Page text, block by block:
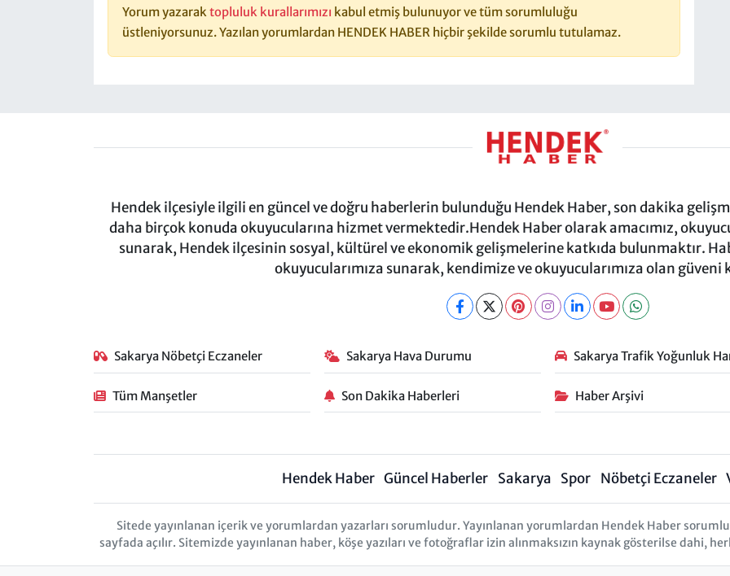
Yorum yazaraktopluluk kurallarımızı kabul etmiş bulunuyor ve tüm sorumluluğu
üstleniyorsunuz. Yazılan yorumlardan HENDEK HABER hiçbir şekilde sorumlu tutulamaz.
Hendek ilçesiyle ilgili en güncel ve doğru haberlerin bulunduğu Hendek Haber, son dakika
daha birçok konuda okuyucularına hizmet vermektedir.Hendek Haber olarak amacımız,
sunarak, Hendek ilçesinin sosyal, kültürel ve ekonomik gelişmelerine katkıda bulunmaktır.
okuyucularımıza sunarak, kendimize ve okuyucularımıza olan güveni
Sakarya Nöbetçi Eczaneler Sakarya Hava Durumu Sakarya Trafik Yoğunluk
Tüm Manşetler Son Dakika Haberleri Haber Arşivi
Hendek Haber Güncel Haberler Sakarya Spor Nöbetçi Eczaneler
Sitede yayınlanan içerik ve yorumlardan yazarları sorumludur. Yayınlanan yorumlardan Hendek Haber
sayfada açılır. Sitemizde yayınlanan haber, köşe yazıları ve fotoğraflar izin alınmaksızın kaynak gösterilse dahi,